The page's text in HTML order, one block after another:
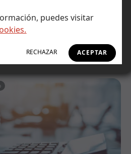
puedes visitar
ACEPTAR
RECHAZAR